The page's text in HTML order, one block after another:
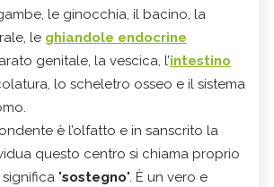
le ginocchia, il bacino, la
le ghiandole endocrine
genitale, la vescica, l’intestino
lo scheletro osseo e il sistema
è l’olfatto e in sanscrito la
questo centro si chiama proprio
"sostegno". È un vero e